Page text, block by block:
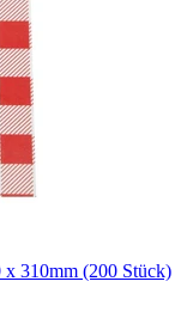
x 310mm (200 Stück)